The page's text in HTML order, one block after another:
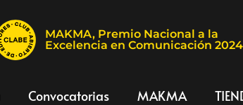
MAKMA, Premio Nacional a la
Excelencia en Comunicación 2024
Convocatorias MAKMA